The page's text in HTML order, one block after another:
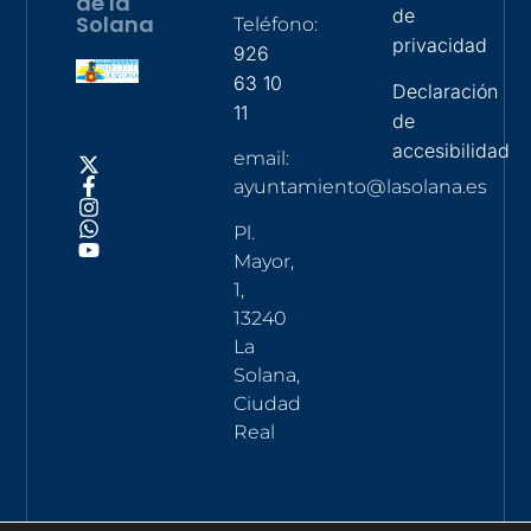
Solana Teléfono:
926
63 10
11
email:
ayuntamiento@lasolana.es
Pl.
Mayor,
1,
13240
La
Solana,
Ciudad
Real
de
privacidad
Declaración
de
accesibilidad